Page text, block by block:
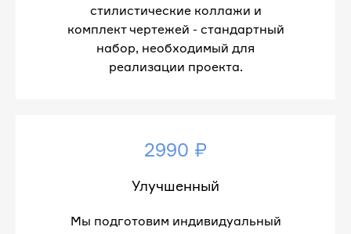
стилистические коллажи и
комплект чертежей - стандартный
набор, необходимый для
реализации проекта.
2990 ₽
Улучшенный
Мы подготовим индивидуальный